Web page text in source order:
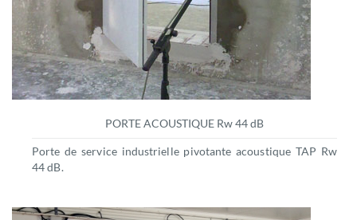
PORTE ACOUSTIQUE Rw 44 dB
Porte de service industrielle pivotante acoustique TAP Rw
44 dB.